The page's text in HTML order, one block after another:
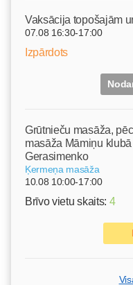
Vaksācija topošajām
07.08 16:30-17:00
Izpārdots
Grūtnieču masāža,
masāža Māmiņu
Gerasimenko
Ķermeņa masāža
10.08 10:00-17:00
Brīvo vietu skaits: 4